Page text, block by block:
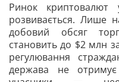
Ринок криптовалют
розвивається. Лише
добовий обсяг
становить до $2 млн
регулювання
держава не отримує